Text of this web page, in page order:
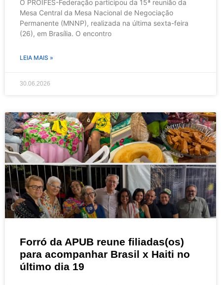
O PROIFES-Federação participou da 15ª reunião da
Mesa Central da Mesa Nacional de Negociação
Permanente (MNNP), realizada na última sexta-feira
(26), em Brasília. O encontro
LEIA MAIS »
30.06.2026
Forró da APUB reune filiadas(os)
para acompanhar Brasil x Haiti no
último dia 19